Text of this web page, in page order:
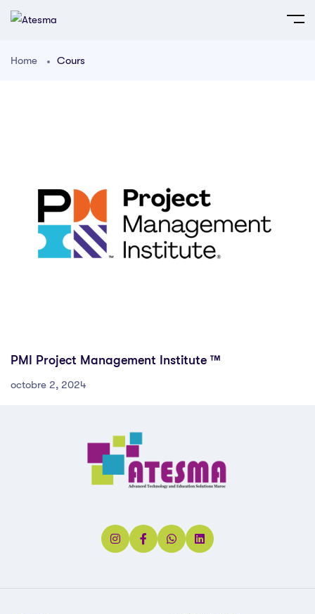
Home Cours
PMI Project Management Institute ™
octobre 2, 2024